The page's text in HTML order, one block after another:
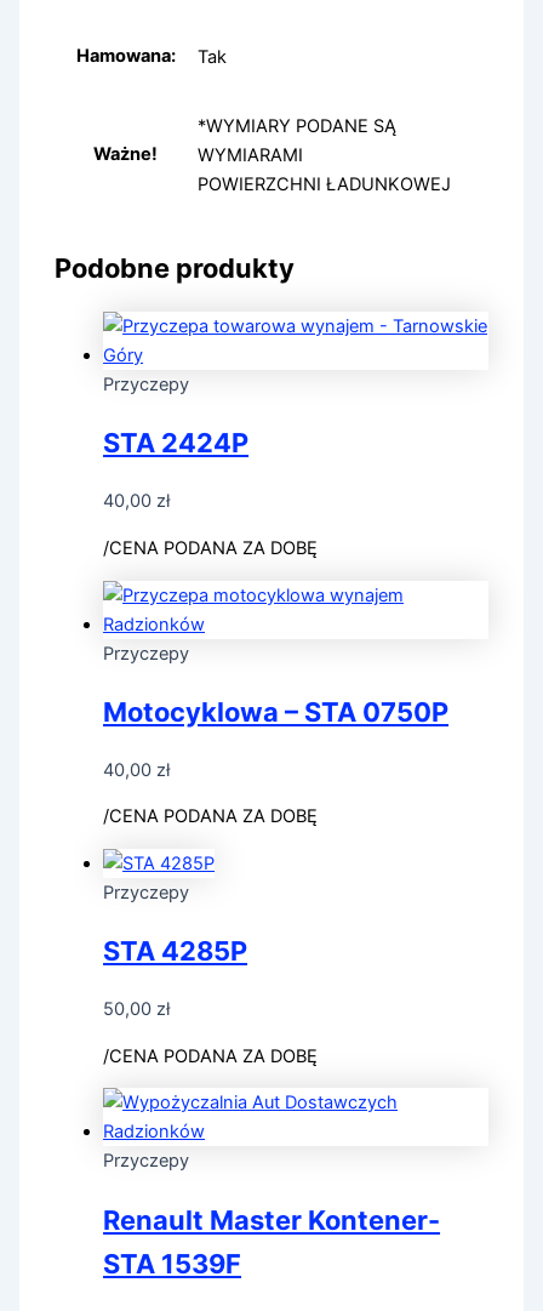
Hamowana: Tak
Ważne!
*WYMIARY PODANE SĄ
WYMIARAMI
POWIERZCHNI ŁADUNKOWEJ
Podobne produkty
Przyczepy
STA 2424P
40,00zł
/CENA PODANA ZA DOBĘ
Przyczepy
Motocyklowa – STA 0750P
40,00zł
/CENA PODANA ZA DOBĘ
Przyczepy
STA 4285P
50,00zł
/CENA PODANA ZA DOBĘ
Przyczepy
Renault Master Kontener-
STA 1539F